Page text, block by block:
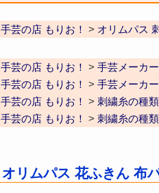
手芸の店 もりお！ > オリムパス
手芸の店 もりお！ > 手芸メーカー
手芸の店 もりお！ > 手芸メーカー
手芸の店 もりお！ > 刺繍糸の種類
手芸の店 もりお！ > 刺繍糸の種類
オリムパス 花ふきん 布